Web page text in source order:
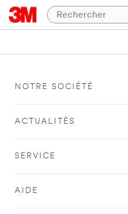
NOTRE SOCIÉTÉ
ACTUALITÉS
SERVICE
AIDE